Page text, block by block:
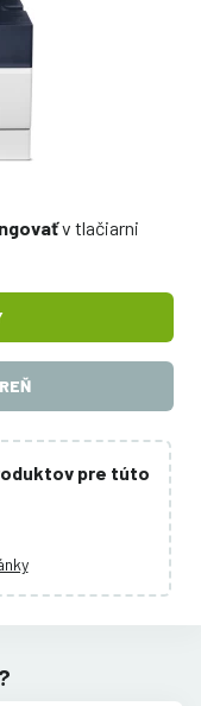
v tlačiarni
pre túto